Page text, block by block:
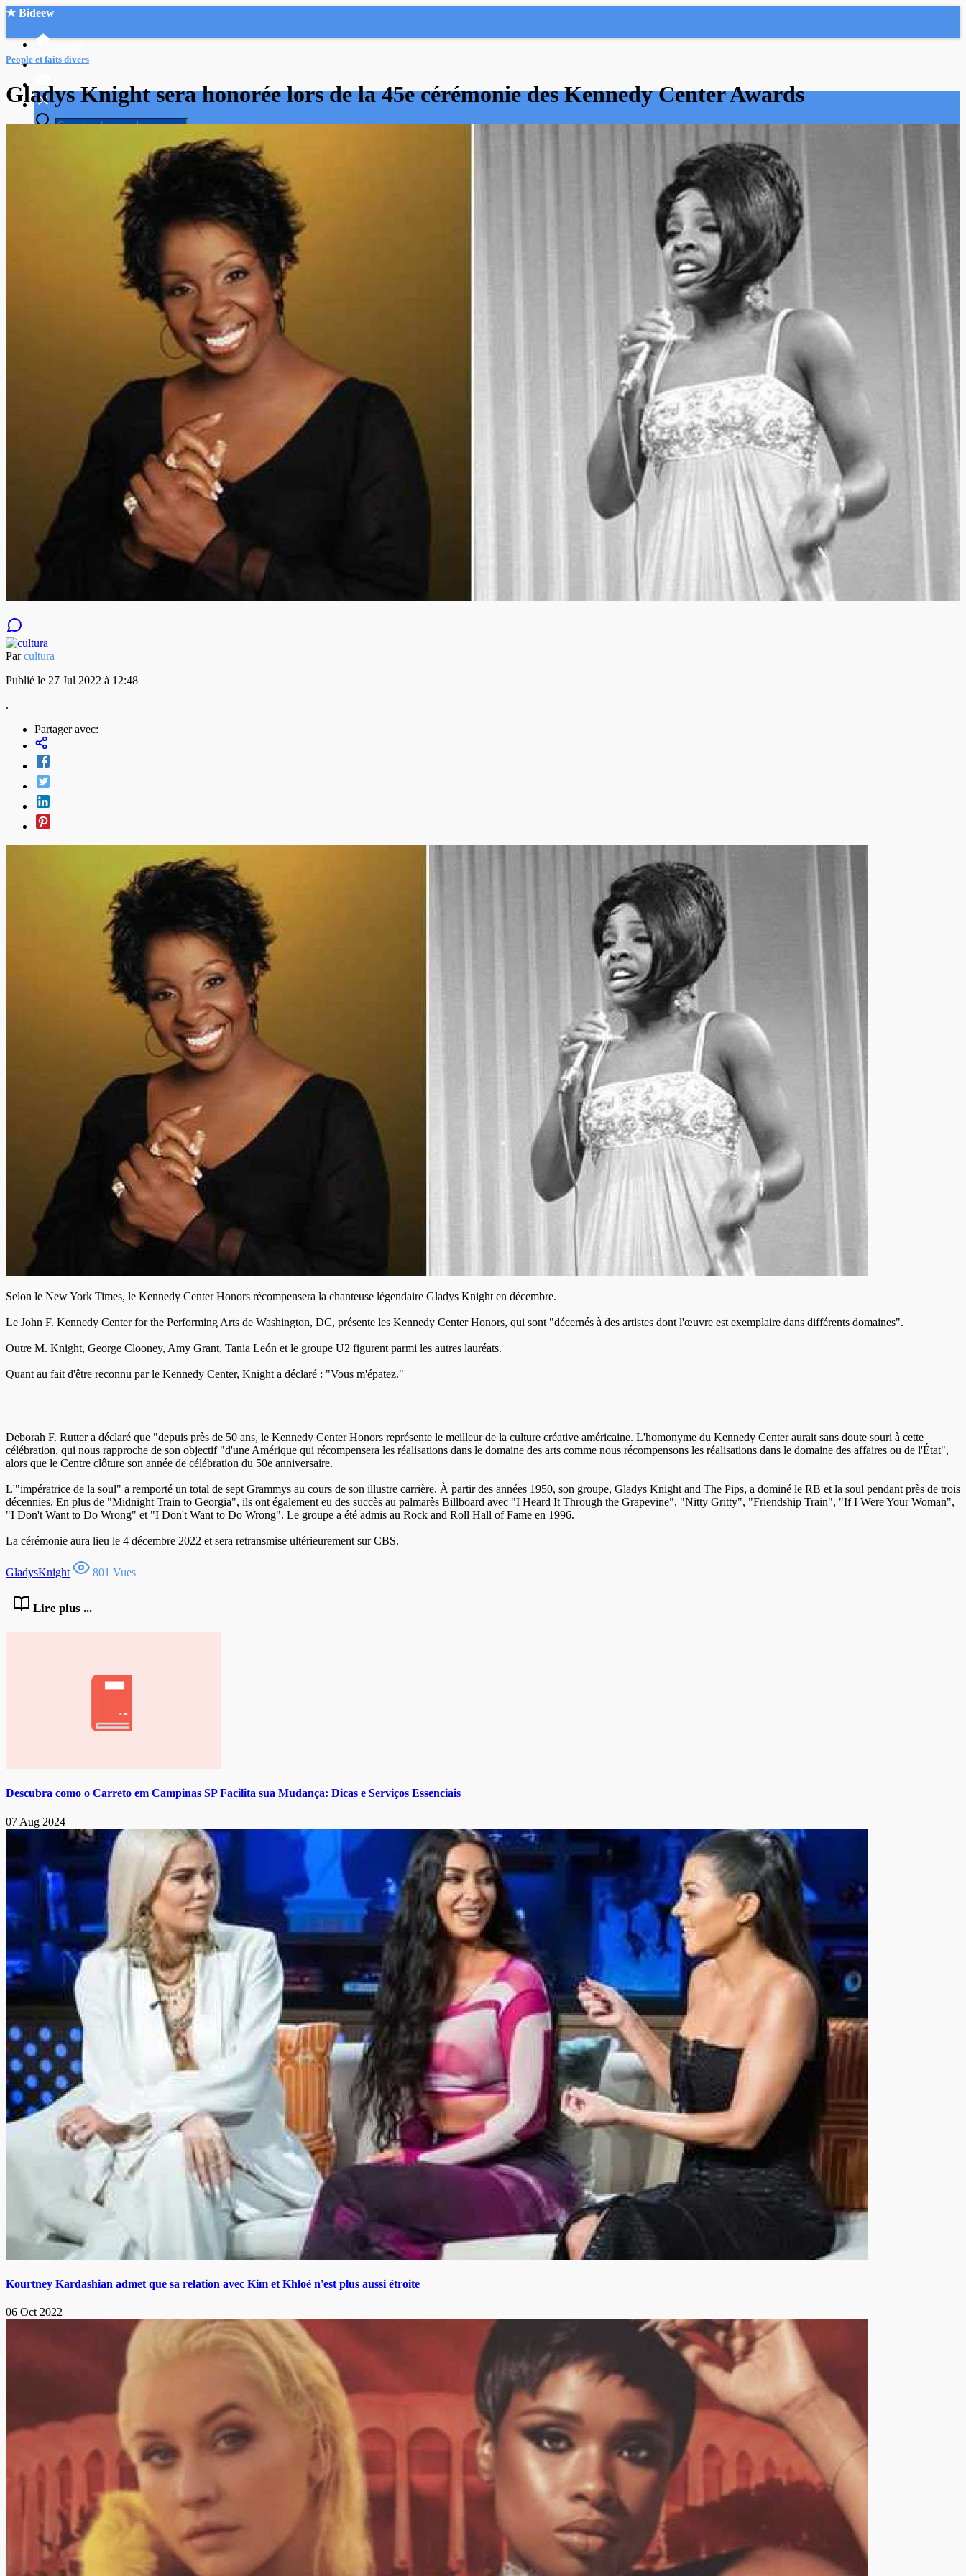
★ Bideew
Recherche Avancée
Connexion
Créer un compte
People et faits divers
Gladys Knight sera honorée lors de la 45e cérémonie des Kennedy Center Awards
Parcultura
Publié le 27 Jul 2022 à 12:48
.
Partager avec:
Selon le New York Times, le Kennedy Center Honors récompensera la chanteuse légendaire Gladys Knight en décembre.
Le John F. Kennedy Center for the Performing Arts de Washington, DC, présente les Kennedy Center Honors, qui sont "décernés à des artistes dont l'œuvre est exemplaire dans différents domaines".
Outre M. Knight, George Clooney, Amy Grant, Tania León et le groupe U2 figurent parmi les autres lauréats.
Quant au fait d'être reconnu par le Kennedy Center, Knight a déclaré : "Vous m'épatez."
Deborah F. Rutter a déclaré que "depuis près de 50 ans, le Kennedy Center Honors représente le meilleur de la culture créative américaine. L'homonyme du Kennedy Center aurait sans doute souri à cette
célébration, qui nous rapproche de son objectif "d'une Amérique qui récompensera les réalisations dans le domaine des arts comme nous récompensons les réalisations dans le domaine des affaires ou de l'État",
alors que le Centre clôture son année de célébration du 50e anniversaire.
L'"impératrice de la soul" a remporté un total de sept Grammys au cours de son illustre carrière. À partir des années 1950, son groupe, Gladys Knight and The Pips, a dominé le RB et la soul pendant près de trois
décennies. En plus de "Midnight Train to Georgia", ils ont également eu des succès au palmarès Billboard avec "I Heard It Through the Grapevine", "Nitty Gritty", "Friendship Train", "If I Were Your Woman",
"I Don't Want to Do Wrong" et "I Don't Want to Do Wrong". Le groupe a été admis au Rock and Roll Hall of Fame en 1996.
La cérémonie aura lieu le 4 décembre 2022 et sera retransmise ultérieurement sur CBS.
GladysKnight 801 Vues
Lire plus ...
Descubra como o Carreto em Campinas SP Facilita sua Mudança: Dicas e Serviços Essenciais
07 Aug 2024
Kourtney Kardashian admet que sa relation avec Kim et Khloé n'est plus aussi étroite
06 Oct 2022